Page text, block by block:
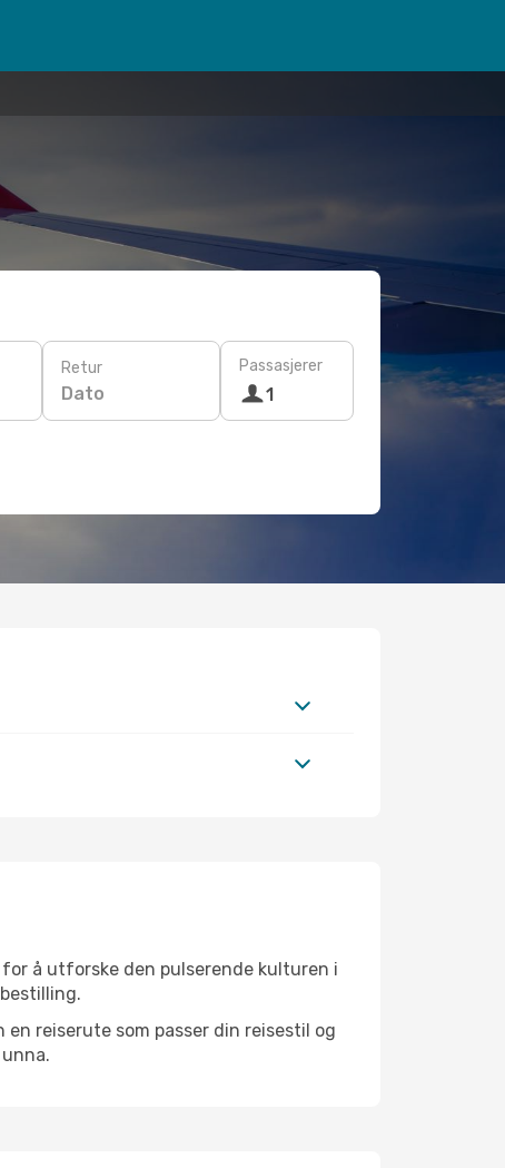
Retur
Dato
Passasjerer
1
å utforske den pulserende kulturen i
reiserute som passer din reisestil og